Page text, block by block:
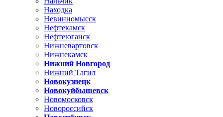
Находка
Невинномысск
Нефтекамск
Нефтеюганск
Нижневартовск
Нижнекамск
Нижний Новгород
Нижний Тагил
Новокузнецк
Новокуйбышевск
Новомосковск
Новороссийск